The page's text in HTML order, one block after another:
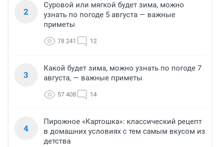
2
Суровой или мягкой будет зима, можно
узнать по погоде 5 августа — важные
приметы
78 241 12
3
Какой будет зима, можно узнать по погоде 7
августа, — важные приметы
57 408 14
4
Пирожное «Картошка»: классический рецепт
в домашних условиях с тем самым вкусом из
детства